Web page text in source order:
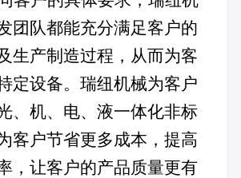
团队都能充分满足客户的
生产制造过程，从而为客
定设备。瑞纽机械为客户
、机、电、液一体化非标
客户节省更多成本，提高
，让客户的产品质量更有